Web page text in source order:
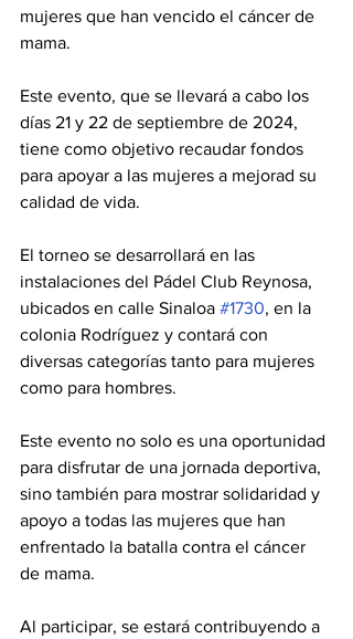
mujeres que han vencido el cáncer de
mama.
Este evento, que se llevará a cabo los
días 21 y 22 de septiembre de 2024,
tiene como objetivo recaudar fondos
para apoyar a las mujeres a mejorad su
calidad de vida.
El torneo se desarrollará en las
instalaciones del Pádel Club Reynosa,
ubicados en calle Sinaloa #1730, en la
colonia Rodríguez y contará con
diversas categorías tanto para mujeres
como para hombres.
Este evento no solo es una oportunidad
para disfrutar de una jornada deportiva,
sino también para mostrar solidaridad y
apoyo a todas las mujeres que han
enfrentado la batalla contra el cáncer
de mama.
Al participar, se estará contribuyendo a